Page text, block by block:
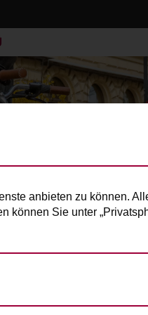
anbieten zu können.
Sie unter